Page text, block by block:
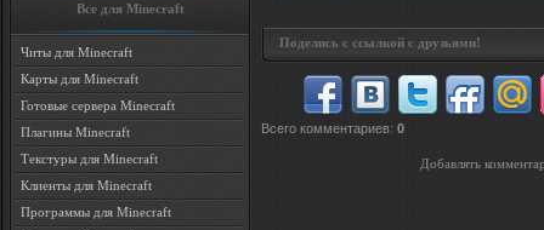
Все для Minecraft
Читы для Minecraft
Карты для Minecraft
Готовые сервера Minecraft
Плагины Minecraft
Текстуры для Minecraft
Клиенты для Minecraft
Программы для Minecraft
Поделись с ссылкой с друзьями!
Всего комментариев: 0
Добавлять